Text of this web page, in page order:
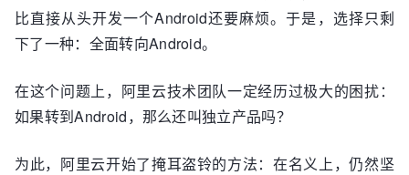
比直接从头开发一个Android还要麻烦。于是，选择只剩
下了一种：全面转向Android。
在这个问题上，阿里云技术团队一定经历过极大的困扰：
如果转到Android，那么还叫独立产品吗？
为此，阿里云开始了掩耳盗铃的方法：在名义上，仍然坚